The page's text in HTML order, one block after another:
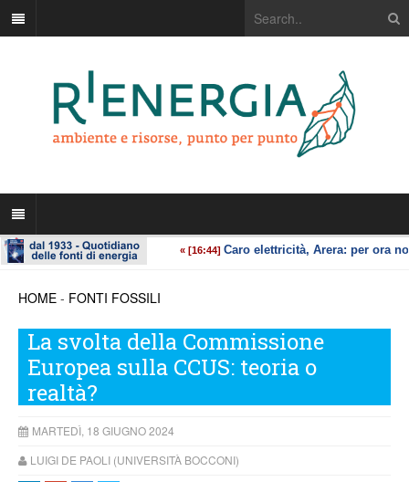
HOME - FONTI FOSSILI
La svolta della Commissione
Europea sulla CCUS: teoria o
realtà?
MARTEDÌ, 18 GIUGNO 2024
LUIGI DE PAOLI (UNIVERSITÀ BOCCONI)